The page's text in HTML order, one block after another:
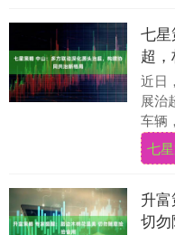
七
超
近日
展治
车辆
洪渠
水务
七
升
切